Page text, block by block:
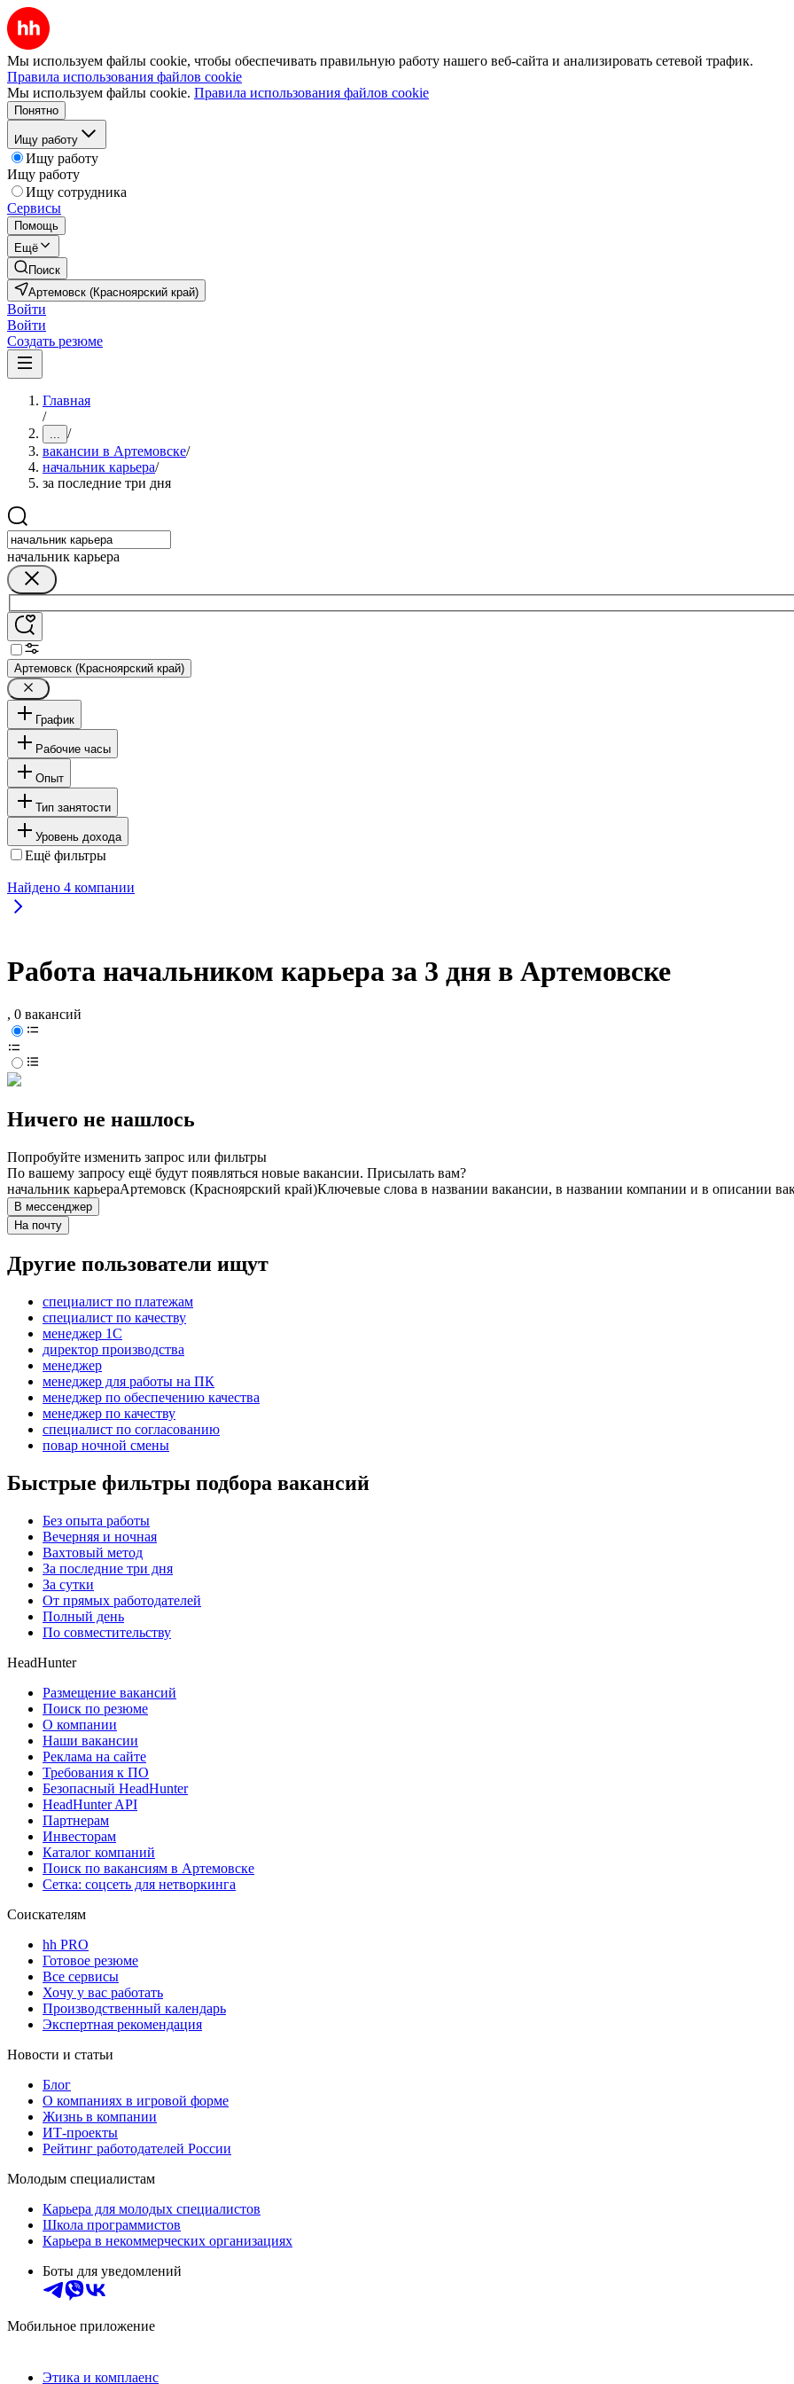
Мы используем файлы cookie, чтобы обеспечивать правильную работу нашего веб-сайта и анализировать сетевой трафик.
Правила использования файлов cookie
Мы используем файлы cookie. Правила использования файлов cookie
Понятно
Ищу работу
Ищу работу
Ищу работу
Ищу сотрудника
Сервисы
Помощь
Ещё
Поиск
Артемовск (Красноярский край)
Войти
Войти
Создать резюме
Главная
/
... /
вакансии в Артемовске/
начальник карьера/
за последние три дня
начальник карьера
Артемовск (Красноярский край)
График
Рабочие часы
Опыт
Тип занятости
Уровень дохода
Ещё фильтры
Найдено 4 компании
Работа начальником карьера за 3 дня в Артемовске
, 0 вакансий
Ничего не нашлось
Попробуйте изменить запрос или фильтры
По вашему запросу ещё будут появляться новые вакансии. Присылать вам?
начальник карьераАртемовск (Красноярский край)Ключевые слова в названии вакансии, в названии компании и в описании
В мессенджер
На почту
Другие пользователи ищут
специалист по платежам
специалист по качеству
менеджер 1С
директор производства
менеджер
менеджер для работы на ПК
менеджер по обеспечению качества
менеджер по качеству
специалист по согласованию
повар ночной смены
Быстрые фильтры подбора вакансий
Без опыта работы
Вечерняя и ночная
Вахтовый метод
За последние три дня
За сутки
От прямых работодателей
Полный день
По совместительству
HeadHunter
Размещение вакансий
Поиск по резюме
О компании
Наши вакансии
Реклама на сайте
Требования к ПО
Безопасный HeadHunter
HeadHunter API
Партнерам
Инвесторам
Каталог компаний
Поиск по вакансиям в Артемовске
Сетка: соцсеть для нетворкинга
Соискателям
hh PRO
Готовое резюме
Все сервисы
Хочу у вас работать
Производственный календарь
Экспертная рекомендация
Новости и статьи
Блог
О компаниях в игровой форме
Жизнь в компании
ИТ-проекты
Рейтинг работодателей России
Молодым специалистам
Карьера для молодых специалистов
Школа программистов
Карьера в некоммерческих организациях
Боты для уведомлений
Мобильное приложение
Этика и комплаенс